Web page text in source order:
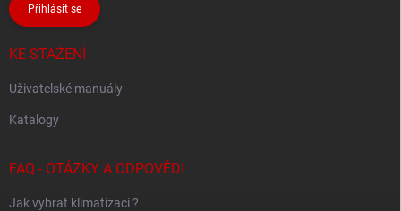
Přihlásit se
KE STAŽENÍ
Uživatelské manuály
Katalogy
FAQ - OTÁZKY A ODPOVĚDI
Jak vybrat klimatizaci ?